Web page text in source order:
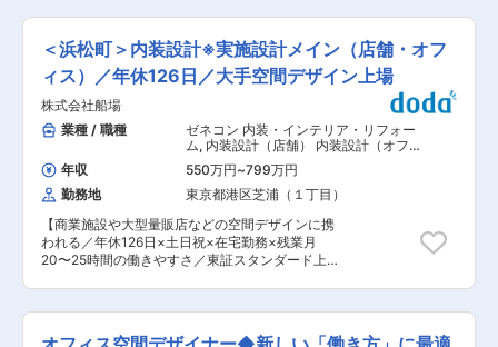
案・実行までを手がけます。 ◇2020年1月から
は、医師会員12万人を擁し、ヘルスケア領域専門
のWEBコンテンツ配信事業を手掛けるメドピア株
式会社の傘下となり、医療現場に対し、精度の高
いニーズ調査に基づくより効果的なコミュニケー
ション施策の立案・実行が可能となるなど、親会
社とのシナジーは医療業界から注目を集めていま
す。 ■当社の魅力： ◎グラフィックデザイン、映
像制作、web制作、学術情報など、当社には各分
野の専門家が在籍しています。こうした社内メン
バーや様々な外部協力会社と共に、一つ一つの案
件を大切に創り上げる「チーム感」が、当社空間
デザインの特徴です。 ◎施工現場体験推奨。デザ
ミュニケーションの機会を積極的に設けます。 変
更の範囲：会社の定める業務
業種・規模の企業様へ自由度の高い提案を、営業
と連携しながら進めていただきます。法人のお客
様をメインに現在は9割オフィスの案件になりま
すが、今後は商業施設や店舗など案件の幅を広げ
ていきたいため開拓に携わって頂くことも可能で
す。 ＜具体的には＞ ・オフィス空間の設計/提案
・お客様の好みやワークスタイルなどをヒアリン
グ ・プレゼン資料の作成 ・施工/納品の立ち合い
【使用ソフト】 Vectorworks、AutoCAD、
PhotoShop、Illustrator+、SketchUpなど 【ポジ
ションの魅力】 （1）1000ブランド12万種のアイ
テムからニーズに沿った提案が可能 取り扱ってい
る家具ブランドが1000以上ございますためご自
身が思い描く空間を実現させることができ、デザ
インや設計の提案だけで終わりではなく顧客のそ
の先のニーズにも長期的に寄り添うことができま
主の想いを掛け合わせ、その都度「新しい色」を
＜浜松町＞内装設計※実施設計メイン（店舗・オフ
ィス）／年休126日／大手空間デザイン上場
株式会社船場
業種 / 職種
ゼネコン 内装・インテリア・リフォー
ム, 内装設計（店舗） 内装設計（オフ
ィス）
年収 550万円~799万円
勤務地
東京都港区芝浦（１丁目）
【商業施設や大型量販店などの空間デザインに携
われる／年休126日×土日祝×在宅勤務×残業月
20〜25時間の働きやすさ／東証スタンダード上
りを、チームで連携しながら具現化していく実施
設計をメインで担当いただきます。 単なる図面作